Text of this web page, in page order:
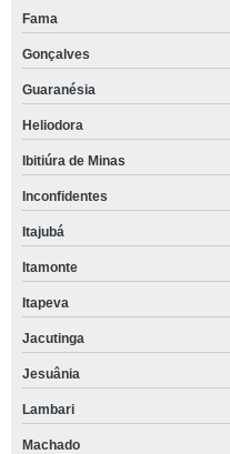
Fama
Gonçalves
Guaranésia
Heliodora
Ibitiúra de Minas
Inconfidentes
Itajubá
Itamonte
Itapeva
Jacutinga
Jesuânia
Lambari
Machado